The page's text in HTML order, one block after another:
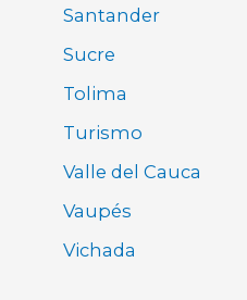
Santander
Sucre
Tolima
Turismo
Valle del Cauca
Vaupés
Vichada